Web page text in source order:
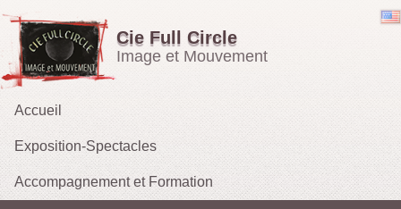
Cie Full Circle
Image et Mouvement
Accueil
Exposition-Spectacles
Emporté par le Vent
Accompagnement et Formation